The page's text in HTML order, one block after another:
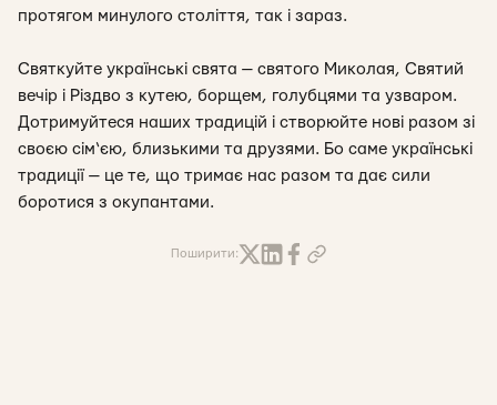
протягом минулого століття, так і зараз.
Святкуйте українські свята — святого Миколая, Святий
вечір і Різдво з кутею, борщем, голубцями та узваром.
Дотримуйтеся наших традицій і створюйте нові разом зі
своєю сім‘єю, близькими та друзями. Бо саме українські
традиції — це те, що тримає нас разом та дає сили
боротися з окупантами.
Поширити: